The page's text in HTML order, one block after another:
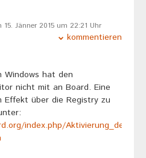
15. Jänner 2015 um 22:21 Uhr
kommentieren
Windows hat den
nicht mit an Board. Eine
Effekt über die Registry zu
index.php/